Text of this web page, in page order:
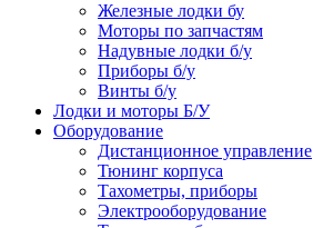
Железные лодки бу
Моторы по запчастям
Надувные лодки б/у
Приборы б/у
Винты б/у
Лодки и моторы Б/У
Оборудование
Дистанционное управление
Тюнинг корпуса
Тахометры, приборы
Электрооборудование